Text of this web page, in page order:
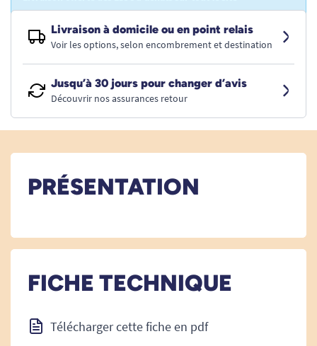
Livraison à domicile ou en point relais
Voir les options, selon encombrement et destination
Jusqu’à 30 jours pour changer d’avis
Découvrir nos assurances retour
PRÉSENTATION
FICHE TECHNIQUE
Télécharger cette fiche en pdf